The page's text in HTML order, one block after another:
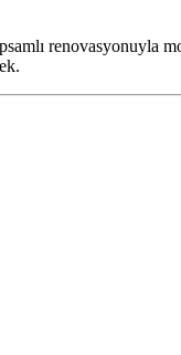
renovasyonuyla